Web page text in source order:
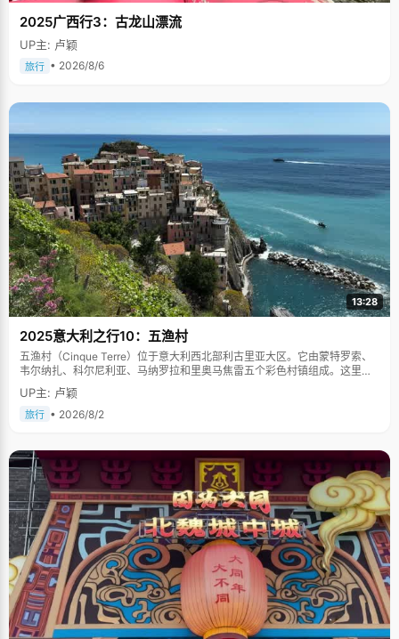
2025广西行3：古龙山漂流
UP主: 卢颖
旅行 • 2026/8/6
13:28
2025意大利之行10：五渔村
五渔村（Cinque Terre）位于意大利西北部利古里亚大区。它由蒙特罗索、
韦尔纳扎、科尔尼利亚、马纳罗拉和里奥马焦雷五个彩色村镇组成。这里依
山傍海，房屋色彩斑斓，1997年被列为世界文化遗产。
UP主: 卢颖
旅行 • 2026/8/2